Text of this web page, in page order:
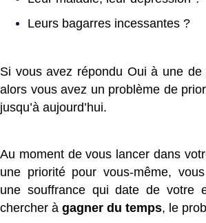
Leurs bagarres incessantes ?
Si vous avez répondu Oui à une de
alors vous avez un problème de
jusqu’à aujourd’hui.
Au moment de vous lancer dans
une priorité pour vous-même,
une souffrance qui date de votre
chercher à gagner du temps, le